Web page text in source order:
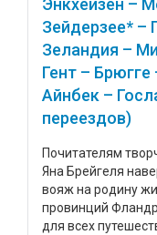
Энкхёйзен –
Зейдерзее* –
Зеландия –
Гент –
Айнбек –
переездов)
Почитателям
Яна Брейгеля
вояж на родину
провинций
для всех